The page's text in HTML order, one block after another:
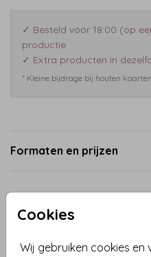
Cookies
Wij gebruiken cookies en
✓ Besteld vóór 18:00 (op
productie
✓ Extra producten in
* Kleine bijdrage bij houten
Formaten en prijzen
Productinformatie
Omschrijving